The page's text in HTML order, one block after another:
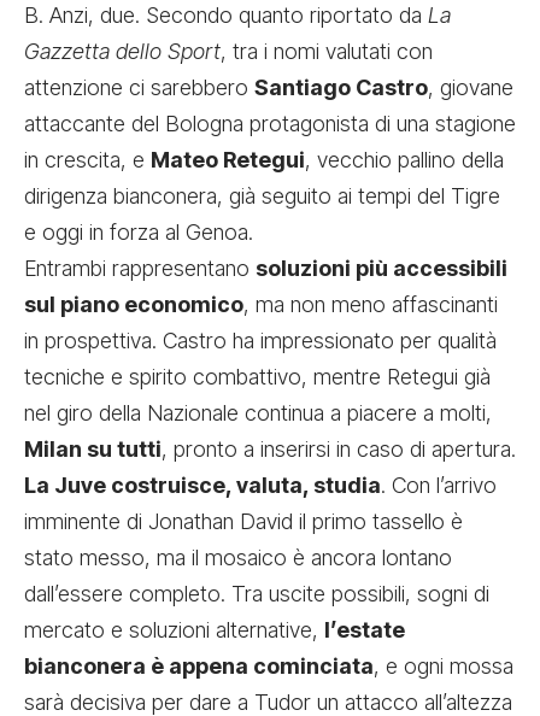
B. Anzi, due. Secondo quanto riportato da La
Gazzetta dello Sport, tra i nomi valutati con
attenzione ci sarebbero Santiago Castro, giovane
attaccante del Bologna protagonista di una stagione
in crescita, e Mateo Retegui, vecchio pallino della
dirigenza bianconera, già seguito ai tempi del Tigre
e oggi in forza al Genoa.
Entrambi rappresentano soluzioni più accessibili
sul piano economico, ma non meno affascinanti
in prospettiva. Castro ha impressionato per qualità
tecniche e spirito combattivo, mentre Retegui già
nel giro della Nazionale continua a piacere a molti,
Milan su tutti, pronto a inserirsi in caso di apertura.
La Juve costruisce, valuta, studia. Con l’arrivo
imminente di Jonathan David il primo tassello è
stato messo, ma il mosaico è ancora lontano
dall’essere completo. Tra uscite possibili, sogni di
mercato e soluzioni alternative, l’estate
bianconera è appena cominciata, e ogni mossa
sarà decisiva per dare a Tudor un attacco all’altezza